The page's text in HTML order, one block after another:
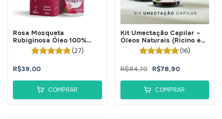
Rosa Mosqueta
Rubiginosa Óleo 100%
Puro 30ml - BellaPhytus
(27)
R$39,00
COMPRAR
Kit Umectação Capilar –
Óleos Naturais (Rícino e
Alecrim 100% Puros) e
(16)
R$84,70 R$78,90
COMPRAR